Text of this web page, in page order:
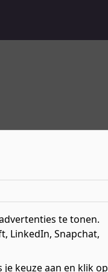
te tonen.
LinkedIn, Snapchat,
keuze aan en klik op